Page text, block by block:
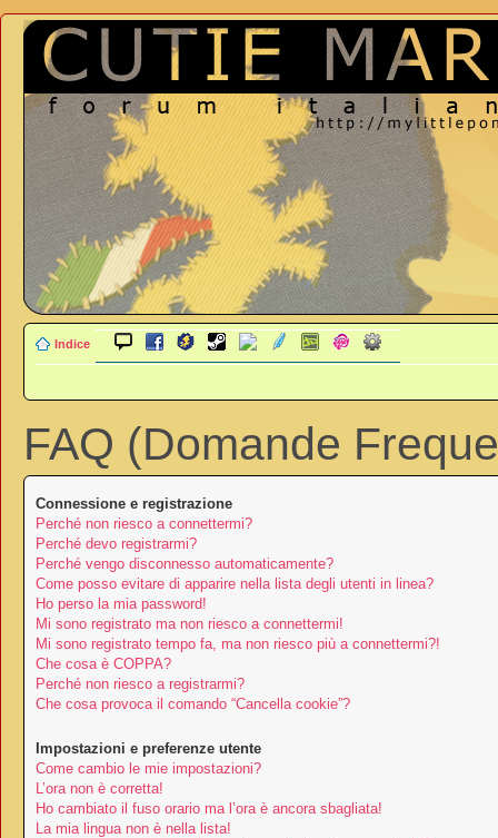
Indice
FAQ (Domande
Connessione e registrazione
Perché non riesco a connettermi?
Perché devo registrarmi?
Perché vengo disconnesso automaticamente?
Come posso evitare di apparire nella lista degli utenti in linea?
Ho perso la mia password!
Mi sono registrato ma non riesco a connettermi!
Mi sono registrato tempo fa, ma non riesco più a connettermi?!
Che cosa è COPPA?
Perché non riesco a registrarmi?
Che cosa provoca il comando “Cancella cookie”?
Impostazioni e preferenze utente
Come cambio le mie impostazioni?
L’ora non è corretta!
Ho cambiato il fuso orario ma l’ora è ancora sbagliata!
La mia lingua non è nella lista!